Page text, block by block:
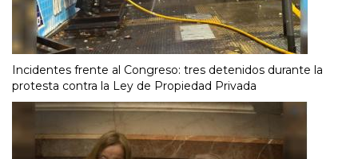
Incidentes frente al Congreso: tres detenidos durante la
protesta contra la Ley de Propiedad Privada